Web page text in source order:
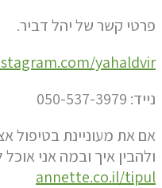
פרטי קשר של יהל דביר.
yahaldvir/
נייד: 050-537-3979
אם את מעוניינת בטיפול
ולהבין איך ובמה אני
annette.co.il/tipul